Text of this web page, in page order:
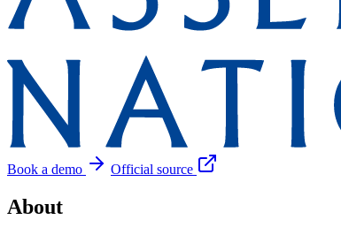
Book a demo
Official source
About